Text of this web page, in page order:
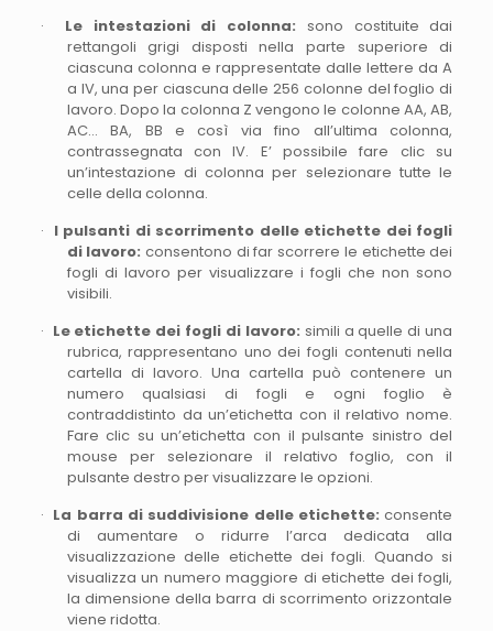
· Le intestazioni di colonna: sono costituite dai
rettangoli grigi disposti nella parte superiore di
ciascuna colonna e rappresentate dalle lettere da A
a IV, una per ciascuna delle 256 colonne del fo­glio di
lavoro. Dopo la colonna Z vengono le colonne AA, AB,
AC… BA, BB e così via fino all’ultima colonna,
contrassegnata con IV. E’ possibile fare clic su
un’intestazione di colonna per selezio­nare tutte le
celle della colonna.
· I pulsanti di scorrimento delle etichette dei fogli
di lavoro:consentono di far scorrere le etichette dei
fogli di lavoro per visualizzare i fogli che non sono
visibili.
· Le etichette dei fogli di lavoro: simili a quelle di una
rubrica, rappresentano uno dei fogli contenuti nella
cartella di lavoro. Una cartella può contenere un
numero qualsiasi di fogli e ogni foglio è
contraddistinto da un’etichetta con il relativo nome.
Fare clic su un’etichetta con il pulsante sinistro del
mouse per selezionare il relativo foglio, con il
pulsante destro per visualizzare le opzioni.
· La barra di suddivisione delle etichette:consente
di aumentare o ridurre l’arca dedicata alla
visualizzazione delle etichette dei fogli. Quando si
visualizza un numero maggiore di etichette dei fogli,
la dimensione della barra di scorrimento orizzontale
viene ridotta.